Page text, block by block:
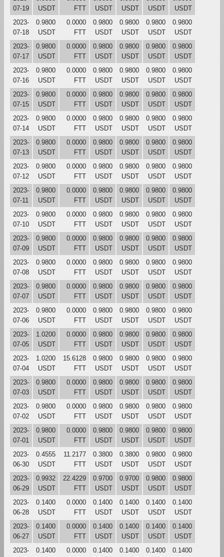
07-19
USDT
FTT
USDT
USDT
USDT
USDT
2023-
07-18
0.9800
USDT
0.0000
FTT
0.9800
USDT
0.9800
USDT
0.9800
USDT
0.9800
USDT
2023-
07-17
0.9800
USDT
0.0000
FTT
0.9800
USDT
0.9800
USDT
0.9800
USDT
0.9800
USDT
2023-
07-16
0.9800
USDT
0.0000
FTT
0.9800
USDT
0.9800
USDT
0.9800
USDT
0.9800
USDT
2023-
07-15
0.9800
USDT
0.0000
FTT
0.9800
USDT
0.9800
USDT
0.9800
USDT
0.9800
USDT
2023-
07-14
0.9800
USDT
0.0000
FTT
0.9800
USDT
0.9800
USDT
0.9800
USDT
0.9800
USDT
2023-
07-13
0.9800
USDT
0.0000
FTT
0.9800
USDT
0.9800
USDT
0.9800
USDT
0.9800
USDT
2023-
07-12
0.9800
USDT
0.0000
FTT
0.9800
USDT
0.9800
USDT
0.9800
USDT
0.9800
USDT
2023-
07-11
0.9800
USDT
0.0000
FTT
0.9800
USDT
0.9800
USDT
0.9800
USDT
0.9800
USDT
2023-
07-10
0.9800
USDT
0.0000
FTT
0.9800
USDT
0.9800
USDT
0.9800
USDT
0.9800
USDT
2023-
07-09
0.9800
USDT
0.0000
FTT
0.9800
USDT
0.9800
USDT
0.9800
USDT
0.9800
USDT
2023-
07-08
0.9800
USDT
0.0000
FTT
0.9800
USDT
0.9800
USDT
0.9800
USDT
0.9800
USDT
2023-
07-07
0.9800
USDT
0.0000
FTT
0.9800
USDT
0.9800
USDT
0.9800
USDT
0.9800
USDT
2023-
07-06
0.9800
USDT
0.0000
FTT
0.9800
USDT
0.9800
USDT
0.9800
USDT
0.9800
USDT
2023-
07-05
1.0200
USDT
0.0000
FTT
0.9800
USDT
0.9800
USDT
0.9800
USDT
0.9800
USDT
2023-
07-04
1.0200
USDT
15.6128
FTT
0.9800
USDT
0.9800
USDT
0.9800
USDT
0.9800
USDT
2023-
07-03
0.9800
USDT
0.0000
FTT
0.9800
USDT
0.9800
USDT
0.9800
USDT
0.9800
USDT
2023-
07-02
0.9800
USDT
0.0000
FTT
0.9800
USDT
0.9800
USDT
0.9800
USDT
0.9800
USDT
2023-
07-01
0.9800
USDT
0.0000
FTT
0.9800
USDT
0.9800
USDT
0.9800
USDT
0.9800
USDT
2023-
06-30
0.4555
USDT
11.2177
FTT
0.3800
USDT
0.3800
USDT
0.9800
USDT
0.9800
USDT
2023-
06-29
0.9932
USDT
22.4229
FTT
0.9700
USDT
0.9700
USDT
0.9800
USDT
0.9800
USDT
2023-
06-28
0.1400
USDT
0.0000
FTT
0.1400
USDT
0.1400
USDT
0.1400
USDT
0.1400
USDT
2023-
06-27
0.1400
USDT
0.0000
FTT
0.1400
USDT
0.1400
USDT
0.1400
USDT
0.1400
USDT
2023-
0.1400
0.0000
0.1400
0.1400
0.1400
0.1400